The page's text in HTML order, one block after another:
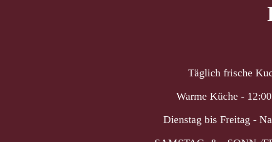
Täglich frische
Warme Küche -
Dienstag bis Freitag -